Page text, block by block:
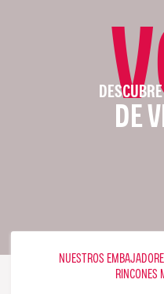
DE
NUESTROS
RINCONES